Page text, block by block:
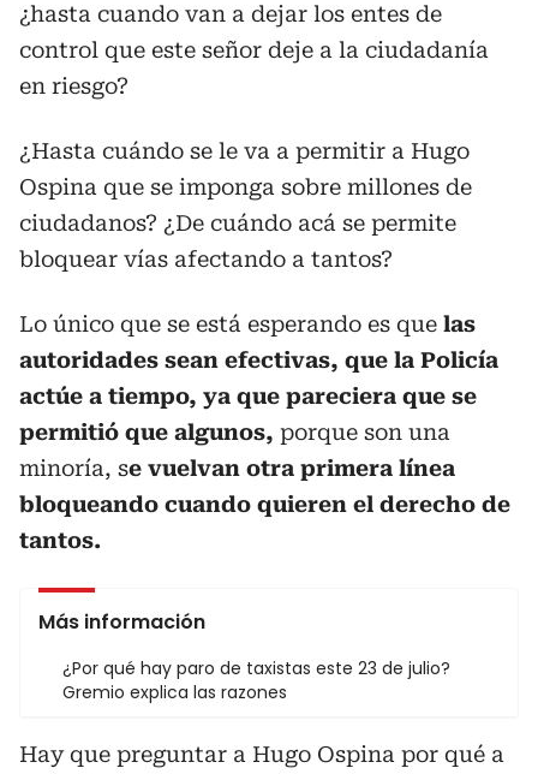
¿hasta cuando van a dejar los entes de
control que este señor deje a la ciudadanía
en riesgo?
¿Hasta cuándo se le va a permitir a Hugo
Ospina que se imponga sobre millones de
ciudadanos? ¿De cuándo acá se permite
bloquear vías afectando a tantos?
Lo único que se está esperando es que las
autoridades sean efectivas, que la Policía
actúe a tiempo, ya que pareciera que se
permitió que algunos, porque son una
minoría, se vuelvan otra primera línea
bloqueando cuando quieren el derecho de
tantos.
Más información
¿Por qué hay paro de taxistas este 23 de julio?
Gremio explica las razones
Hay que preguntar a Hugo Ospina por qué a